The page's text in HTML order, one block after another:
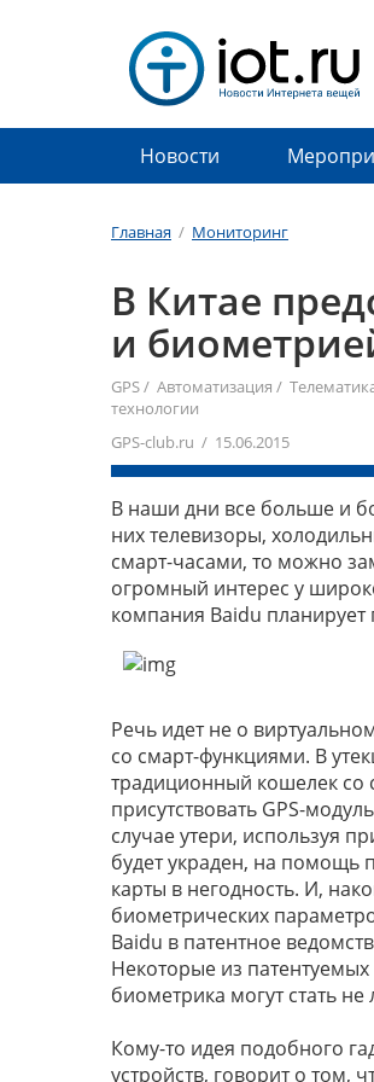
Новости
Главная / Мониторинг
В Китае
и
GPS/ Автоматизация /
технологии
GPS-club.ru / 15.06.2015
В наши дни все больше и
них телевизоры,
смарт-часами, то можно
огромный интерес у
компания Baidu
Речь идет не о
со смарт-функциями. В
традиционный кошелек
присутствовать GPS-
случае утери, используя
будет украден, на помощь
карты в негодность. И,
биометрических
Baidu в патентное
Некоторые из
биометрика могут стать
Кому-то идея подобного
устройств, говорит о том,